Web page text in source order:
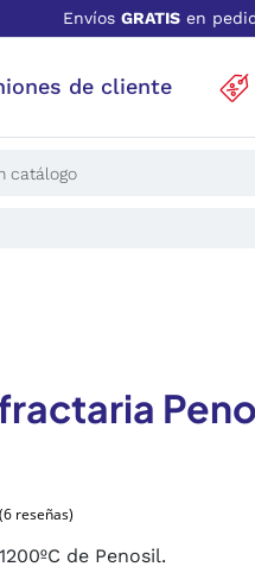
Envíos GRATIS en
de cliente
de Penosil.